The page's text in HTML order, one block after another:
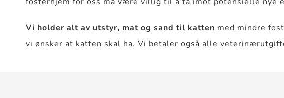
Vi holder alt av utstyr, mat og sand til katten med mindre
vi ønsker at katten skal ha. Vi betaler også alle